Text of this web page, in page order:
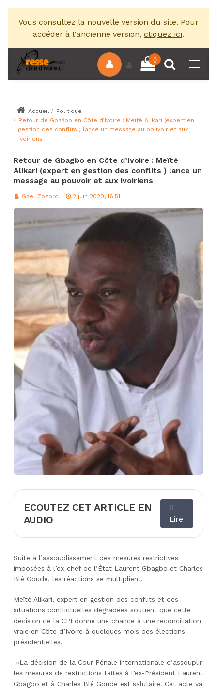
Vous consultez la nouvelle version du site. Pour
accéder à l'ancienne version, cliquez ici.
0
Accueil
Politique
Retour de Gbagbo en Côte d’Ivoire : Meïté Alikari (expert en
gestion des conflits ) lance un message au pouvoir et aux
ivoiriens
Retour de Gbagbo en Côte d’Ivoire : Meïté
Alikari (expert en gestion des conflits ) lance un
message au pouvoir et aux ivoiriens
Gael Zozoro 2 juin 2020, 16:51
ECOUTEZ CET ARTICLE EN
AUDIO
Lire
Suite à l’assouplissement des mesures restrictives
imposées à l’ex-chef de l’État Laurent Gbagbo et Charles
Blé Goudé, les réactions se multiplient.
Meïté Alikari, expert en gestion des conflits et des
situations conflictuelles dégradées soutient que cette
décision de la CPI donne une chance à une réconciliation
vraie en Côte d’Ivoire à quelques mois des élections
présidentielles.
»La décision de la Cour Pénale internationale d’assouplir
les mesures de restrictions faites à l’ex-Président Laurent
Gbagbo et à Charles Blé Goudé est salutaire. Cet acte va